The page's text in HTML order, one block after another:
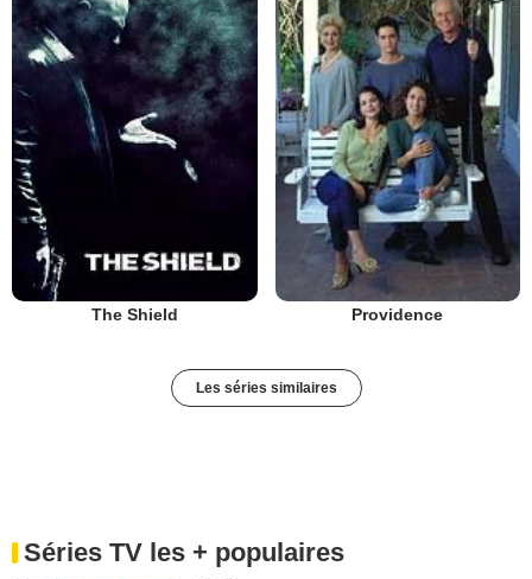
The Shield Providence
Les séries similaires
Séries TV les + populaires